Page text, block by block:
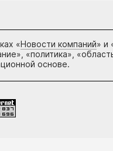
«Новости компаний» и
«политика»,
основе.